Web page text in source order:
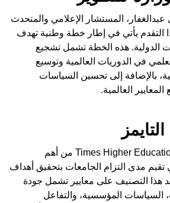
المستشار الإعلامي والمتحدث
التقدم يأتي في إطار خطة وطنية تهدف
الدولية. هذه الخطة تشمل تشجيع
في الدوريات العالمية وتوسيع
بالإضافة إلى تحسين السياسات
العالمية.
يُعتبر تصنيف Times Higher Education Impact من أهم
تقيم مدى التزام الجامعات بتحقيق أهداف
هذا التصنيف على معايير تشمل جودة
السياسات المؤسسية، والتفاعل